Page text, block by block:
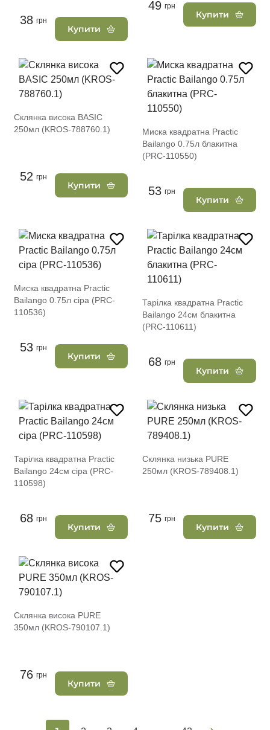
38 грн
Купити
49 грн
Купити
Склянка висока BASIC
250мл (KROS-788760.1)
52 грн
Купити
Миска квадратна Practic
Вailango 0.75л блакитна
(PRC-110550)
53 грн
Купити
Миска квадратна Practic
Вailango 0.75л сіра (PRC-
110536)
53 грн
Купити
Тарілка квадратна Practic
Вailango 24см блакитна
(PRC-110611)
68 грн
Купити
Тарілка квадратна Practic
Вailango 24см сіра (PRC-
110598)
68 грн
Купити
Склянка низька PURE
250мл (KROS-789408.1)
75 грн
Купити
Склянка висока PURE
350мл (KROS-790107.1)
76 грн
Купити